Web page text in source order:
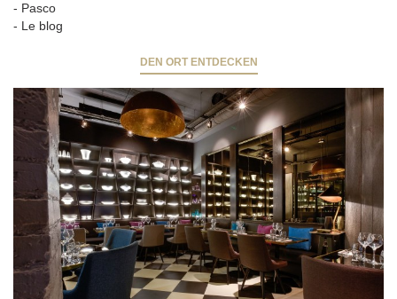
- Pasco
- Le blog
DEN ORT ENTDECKEN